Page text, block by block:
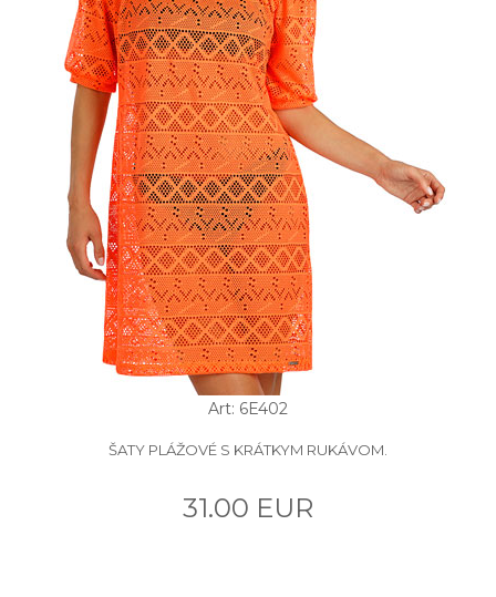
Art: 6E402
ŠATY PLÁŽOVÉ S KRÁTKYM RUKÁVOM.
31.00 EUR